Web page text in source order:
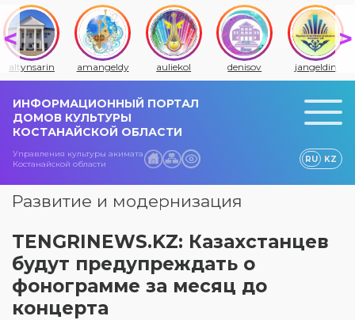
altynsarin amangeldy auliekol denisov jangeldin
ИНФОРМАЦИОННЫЙ ПОРТАЛ
ДОМОВ КУЛЬТУРЫ
КОСТАНАЙСКОЙ ОБЛАСТИ
Управления культуры акимата
Костанайской области
RU KZ
Развитие и модернизация
TENGRINEWS.KZ: Казахстанцев
будут предупреждать о
фонограмме за месяц до
концерта